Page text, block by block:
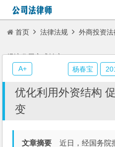
首页 法律法规 外商投资
经济发展方式转变
优化利用外资结构
变
文章摘要 近日，经国务院
杨春宝
A+